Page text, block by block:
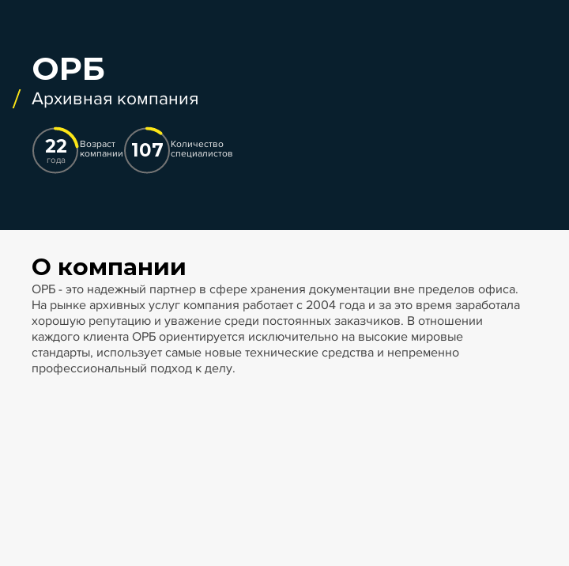
ОРБ
Архивная компания
22
года
Возраст
компании
107
Количество
специалистов
О компании
ОРБ - это надежный партнер в сфере хранения документации вне пределов офиса.
На рынке архивных услуг компания работает с 2004 года и за это время заработала
хорошую репутацию и уважение среди постоянных заказчиков. В отношении
каждого клиента ОРБ ориентируется исключительно на высокие мировые
стандарты, использует самые новые технические средства и непременно
профессиональный подход к делу.